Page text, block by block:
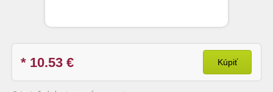
* 10.53 € Kúpiť